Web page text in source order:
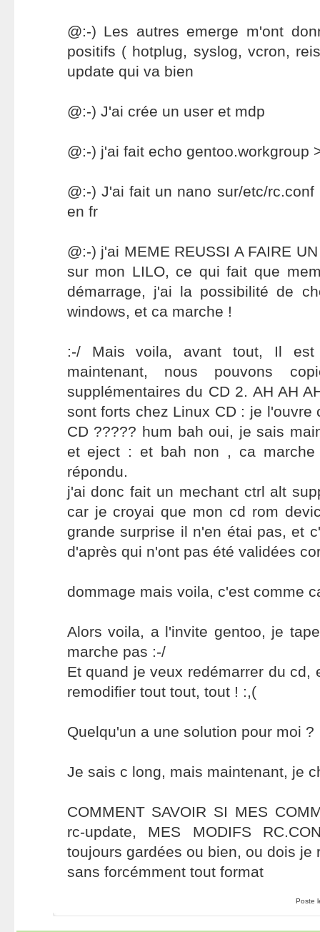
@:-) Les autres emerge m'ont
positifs ( hotplug, syslog, vcron,
update qui va bien
@:-) J'ai crée un user et mdp
@:-) j'ai fait echo gentoo.workgroup
@:-) J'ai fait un nano sur/etc/
en fr
@:-) j'ai MEME REUSSI A FAIRE
sur mon LILO, ce qui fait que
démarrage, j'ai la possibilité de
windows, et ca marche !
:-/ Mais voila, avant tout, Il
maintenant, nous pouvons
supplémentaires du CD 2. AH AH
sont forts chez Linux CD : je l'ouvre
CD ????? hum bah oui, je sais
et eject : et bah non , ca
répondu.
j'ai donc fait un mechant ctrl alt
car je croyai que mon cd rom
grande surprise il n'en étai pas, et
d'après qui n'ont pas été validées
dommage mais voila, c'est comme
Alors voila, a l'invite gentoo, je
marche pas :-/
Et quand je veux redémarrer du cd,
remodifier tout tout, tout ! :,(
Quelqu'un a une solution pour moi ?
Je sais c long, mais maintenant, je
COMMENT SAVOIR SI MES
rc-update, MES MODIFS
toujours gardées ou bien, ou dois je
sans forcémment tout format
Poste